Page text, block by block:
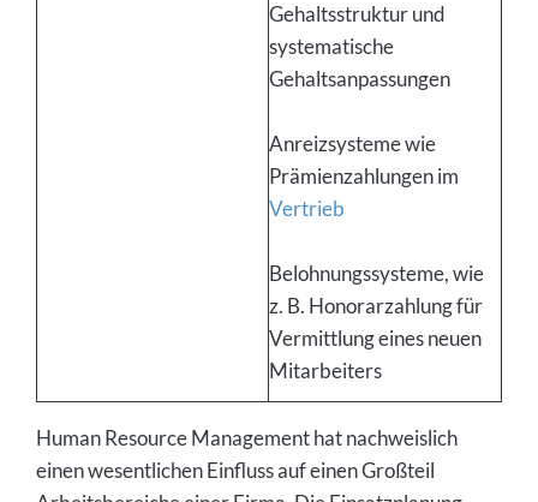
Gehaltsstruktur und
systematische
Gehaltsanpassungen
Anreizsysteme wie
Prämienzahlungen im
Vertrieb
Belohnungssysteme, wie
z. B. Honorarzahlung für
Vermittlung eines neuen
Mitarbeiters
Human Resource Management hat nachweislich
einen wesentlichen Einfluss auf einen Großteil